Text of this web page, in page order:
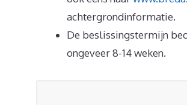
achtergrondinformatie.
De beslissingstermijn
ongeveer 8-14 weken.